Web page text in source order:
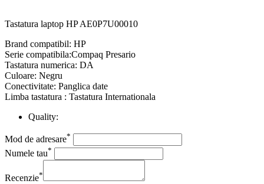
Tastatura laptop HP AE0P7U00010
Brand compatibil: HP
Serie compatibila:Compaq Presario
Tastatura numerica: DA
Culoare: Negru
Conectivitate: Panglica date
Limba tastatura : Tastatura Internationala
Quality:
Mod de adresare*
Numele tau*
Recenzie*